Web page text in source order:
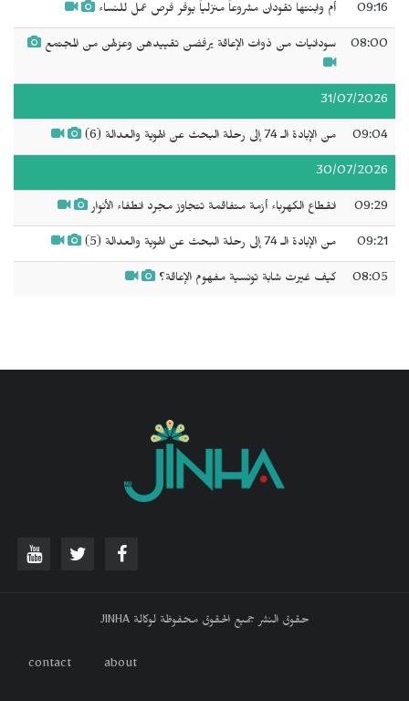
09:16 أم وابنتها تقودان مشروعاً منزلياً يوفر فرص عمل للنساء
08:00 سودانيات من ذوات الإعاقة يرفضن تقييدهن وعزلهن من المجتمع
31/07/2026
09:04 من الإبادة الـ 74 إلى رحلة البحث عن الهوية والعدالة (6)
30/07/2026
09:29 انقطاع الكهرباء أزمة متفاقمة تتجاوز مجرد انطفاء الأنوار
09:21 من الإبادة الـ 74 إلى رحلة البحث عن الهوية والعدالة (5)
08:05 كيف غيرت شابة تونسية مفهوم الإعاقة؟
حقوق النشر جميع الحقوق محفوظة لوكالة JINHA
about
contact